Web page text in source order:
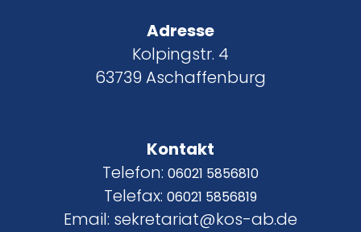
Adresse
Kolpingstr. 4
63739 Aschaffenburg
Kontakt
Telefon: 06021 5856810
Telefax: 06021 5856819
Email: sekretariat@kos-ab.de